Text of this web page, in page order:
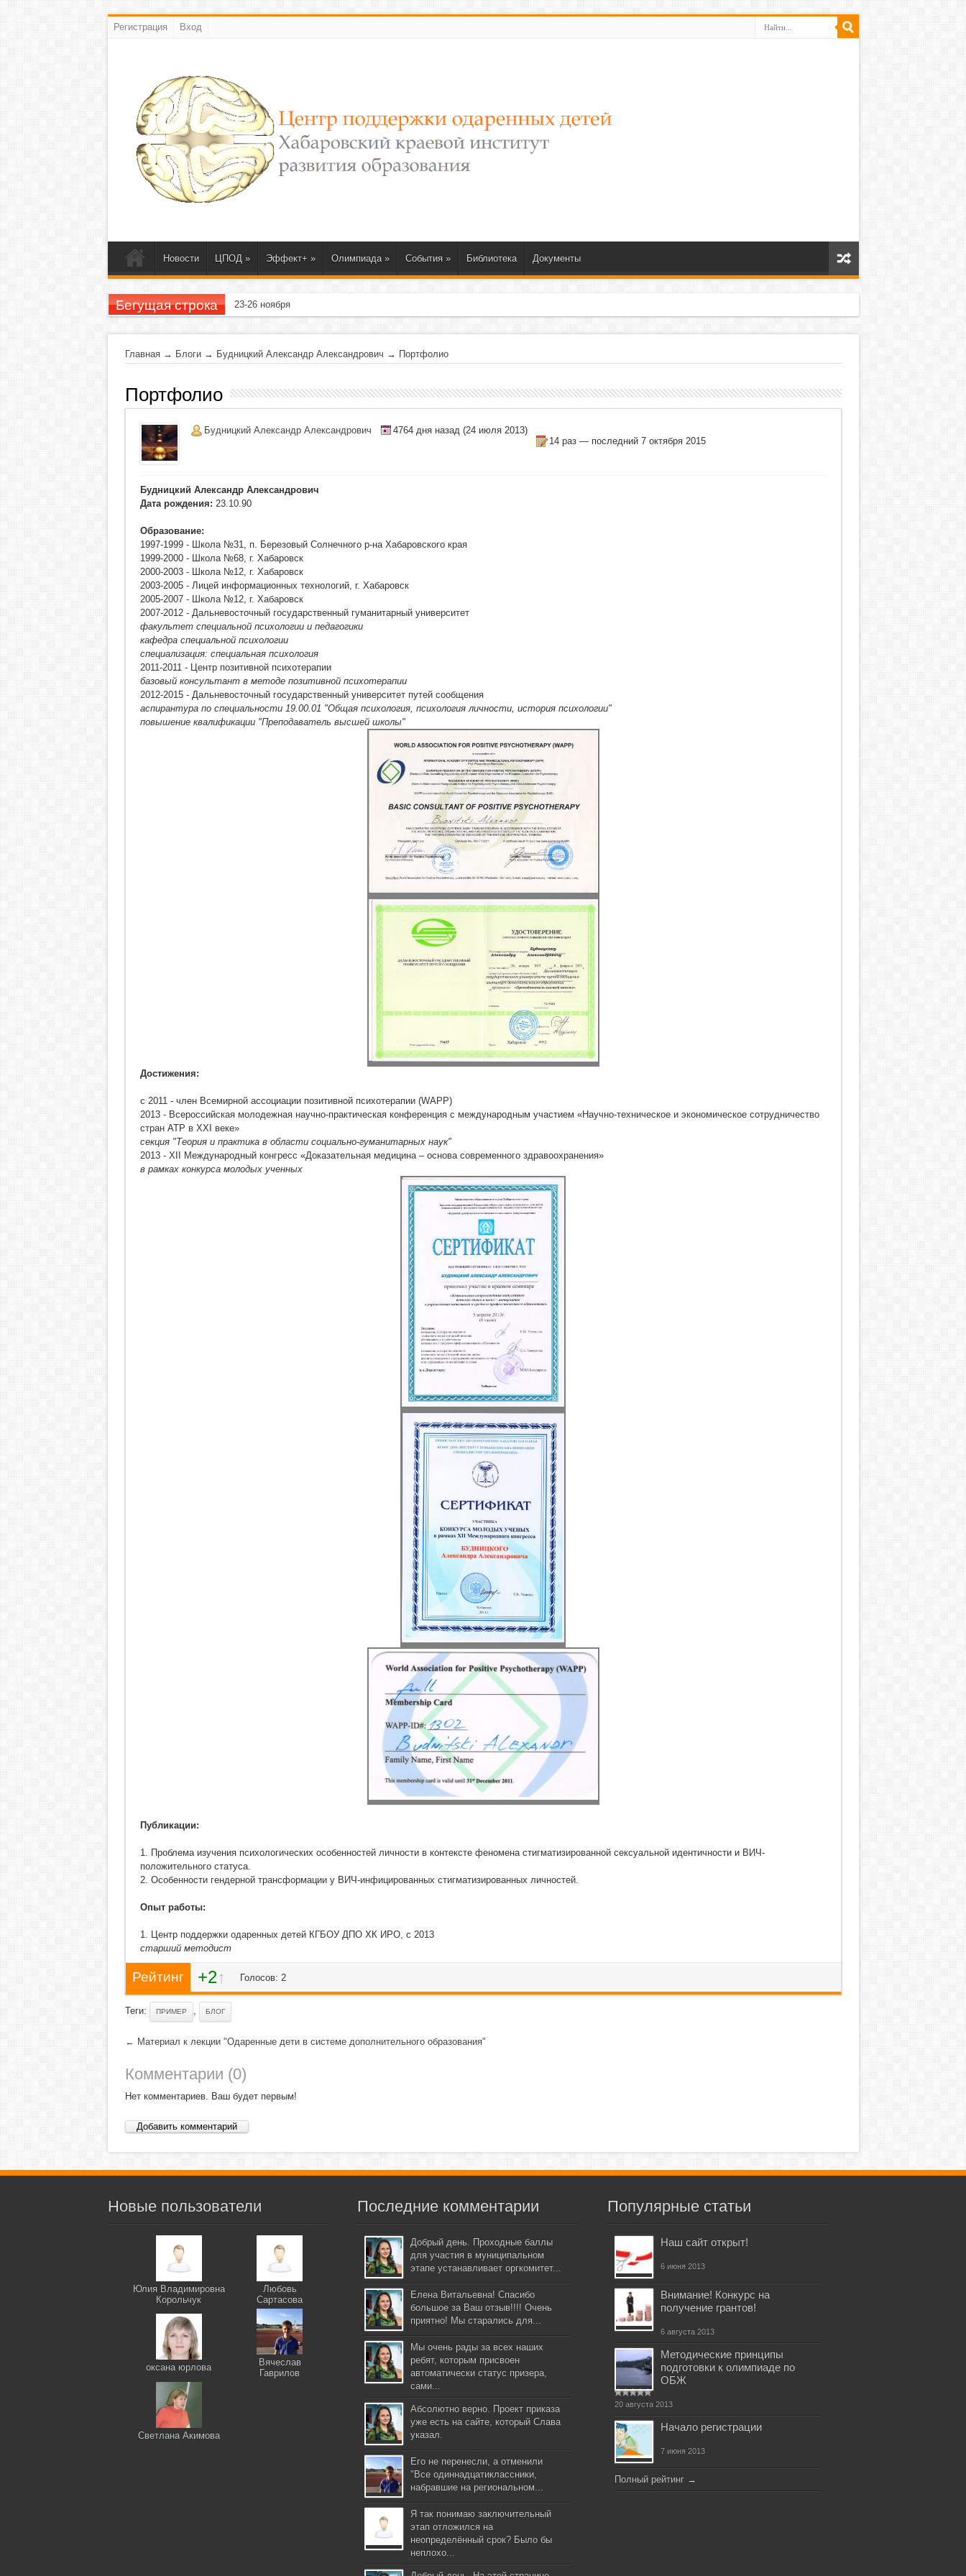
Регистрация Вход
Новости ЦПОД » Эффект+ » Олимпиада » События » Библиотека Документы
Бегущая строка 23-26 ноября 2020 г
Главная→ Блоги→ Будницкий Александр Александрович → Портфолио
Портфолио
Будницкий Александр Александрович
4764 дня назад (24 июля 2013)
14 раз — последний 7 октября 2015
Будницкий Александр Александрович
Дата рождения: 23.10.90
Образование:
1997-1999 - Школа №31, п. Березовый Солнечного р-на Хабаровского края
1999-2000 - Школа №68, г. Хабаровск
2000-2003 - Школа №12, г. Хабаровск
2003-2005 - Лицей информационных технологий, г. Хабаровск
2005-2007 - Школа №12, г. Хабаровск
2007-2012 - Дальневосточный государственный гуманитарный университет
факультет специальной психологии и педагогики
кафедра специальной психологии
специализация: специальная психология
2011-2011 - Центр позитивной психотерапии
базовый консультант в методе позитивной психотерапии
2012-2015 - Дальневосточный государственный университет путей сообщения
аспирантура по специальности 19.00.01 "Общая психология, психология личности, история психологии"
повышение квалификации "Преподаватель высшей школы"
Достижения:
с 2011 - член Всемирной ассоциации позитивной психотерапии (WAPP)
2013 - Всероссийская молодежная научно-практическая конференция с международным участием «Научно-техническое и экономическое сотрудничество
стран АТР в XXI веке»
секция "Теория и практика в области социально-гуманитарных наук"
2013 - XII Международный конгресс «Доказательная медицина – основа современного здравоохранения»
в рамках конкурса молодых ученных
Публикации:
1. Проблема изучения психологических особенностей личности в контексте феномена стигматизированной сексуальной идентичности и ВИЧ-
положительного статуса.
2. Особенности гендерной трансформации у ВИЧ-инфицированных стигматизированных личностей.
Опыт работы:
1. Центр поддержки одаренных детей КГБОУ ДПО ХК ИРО, с 2013
старший методист
Рейтинг +2↑ Голосов: 2
Теги: ПРИМЕР , БЛОГ
← Материал к лекции "Одаренные дети в системе дополнительного образования"
Комментарии (0)
Нет комментариев. Ваш будет первым!
Добавить комментарий
Новые пользователи
Юлия Владимировна
Корольчук
Любовь
Сартасова
оксана юрлова
Вячеслав
Гаврилов
Светлана Акимова
Последние комментарии
Добрый день. Проходные баллы
для участия в муниципальном
этапе устанавливает оргкомитет...
Елена Витальевна! Спасибо
большое за Ваш отзыв!!!! Очень
приятно! Мы старались для...
Мы очень рады за всех наших
ребят, которым присвоен
автоматически статус призера,
сами...
Абсолютно верно. Проект приказа
уже есть на сайте, который Слава
указал.
Его не перенесли, а отменили
"Все одиннадцатиклассники,
набравшие на региональном...
Я так понимаю заключительный
этап отложился на
неопределённый срок? Было бы
неплохо...
Популярные статьи
Наш сайт открыт!
6 июня 2013
Внимание! Конкурс на
получение грантов!
6 августа 2013
Методические принципы
подготовки к олимпиаде по
ОБЖ
20 августа 2013
Начало регистрации
7 июня 2013
Полный рейтинг →